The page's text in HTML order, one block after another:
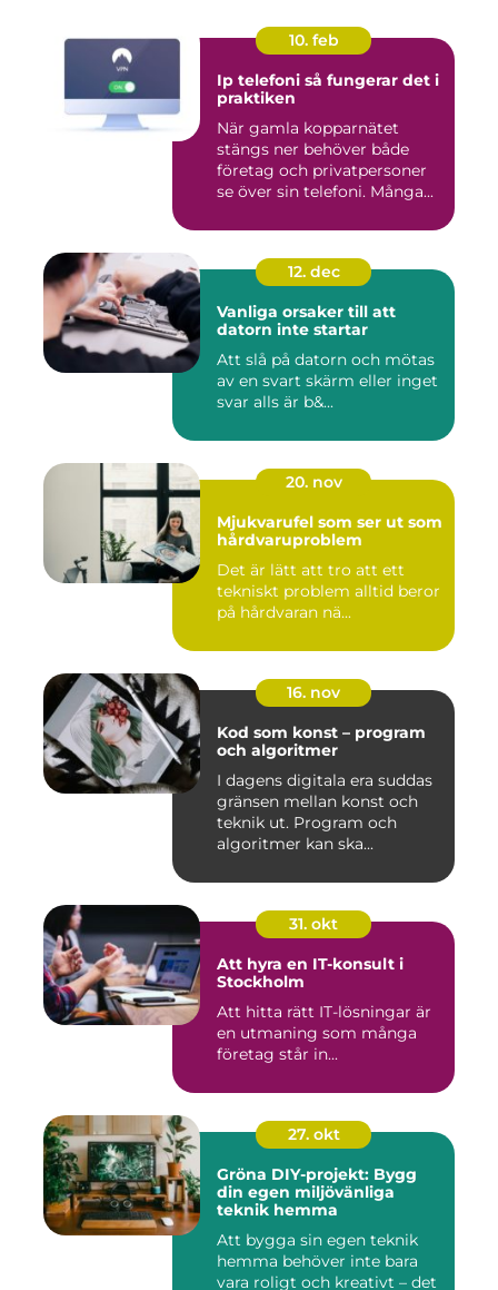
10. feb
Ip telefoni så fungerar det i
praktiken
När gamla kopparnätet
stängs ner behöver både
företag och privatpersoner
se över sin telefoni. Många...
12. dec
Vanliga orsaker till att
datorn inte startar
Att slå på datorn och mötas
av en svart skärm eller inget
svar alls är b&...
20. nov
Mjukvarufel som ser ut som
hårdvaruproblem
Det är lätt att tro att ett
tekniskt problem alltid beror
på hårdvaran nä...
16. nov
Kod som konst – program
och algoritmer
I dagens digitala era suddas
gränsen mellan konst och
teknik ut. Program och
algoritmer kan ska...
31. okt
Att hyra en IT-konsult i
Stockholm
Att hitta rätt IT-lösningar är
en utmaning som många
företag står in...
27. okt
Gröna DIY-projekt: Bygg
din egen miljövänliga
teknik hemma
Att bygga sin egen teknik
hemma behöver inte bara
vara roligt och kreativt – det